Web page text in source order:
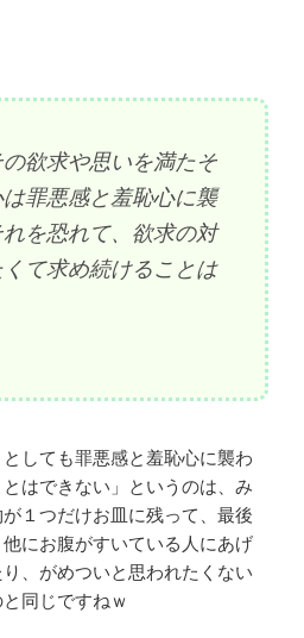
欲求や思いを満たそ
罪悪感と羞恥心に襲
を恐れて、欲求の対
て求め続けることは
としても罪悪感と羞恥心に襲わ
はできない」というのは、み
１つだけお皿に残って、最後
にお腹がすいている人にあげ
、がめついと思われたくない
同じですねｗ